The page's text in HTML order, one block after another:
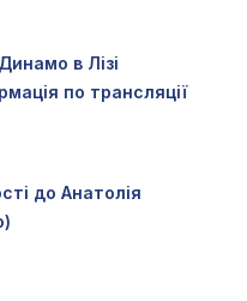
в Лізі
по трансляції
до Анатолія